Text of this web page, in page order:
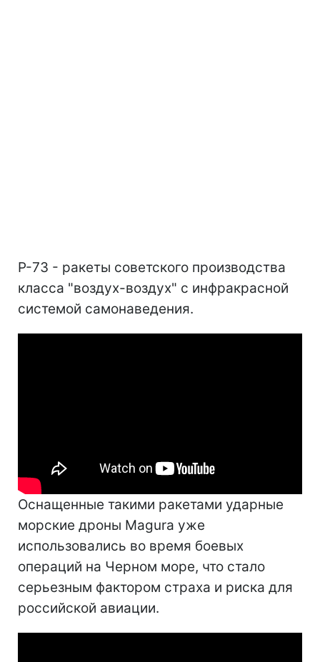
Р-73 - ракеты советского производства
класса "воздух-воздух" с инфракрасной
системой самонаведения.
Оснащенные такими ракетами ударные
морские дроны Magura уже
использовались во время боевых
операций на Черном море, что стало
серьезным фактором страха и риска для
российской авиации.